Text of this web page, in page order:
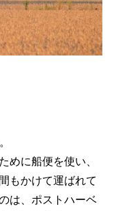
めに船便を使い、
もかけて運ばれて
は、ポストハーベ